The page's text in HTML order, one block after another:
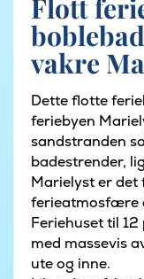
Flott
vakre
Dette flotte
feriebyen
sandstranden
badestrender,
Marielyst er det
ferieatmosfære
Feriehuset til
med massevis
ute og inne.